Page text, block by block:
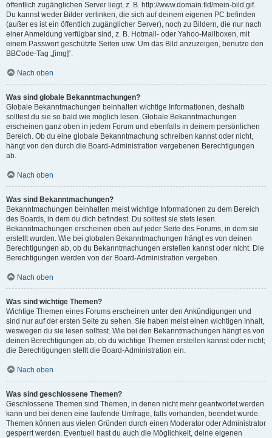
öffentlich zugänglichen Server liegt, z. B. http://www.domain.tld/mein-bild.gif.
Du kannst weder Bilder verlinken, die sich auf deinem eigenen PC befinden
(außer es ist ein öffentlich zugänglicher Server), noch zu Bildern, die nur nach
einer Anmeldung verfügbar sind, z. B. Hotmail- oder Yahoo-Mailboxen, mit
einem Passwort geschützte Seiten usw. Um das Bild anzuzeigen, benutze den
BBCode-Tag „[img]“.
Nach oben
Was sind globale Bekanntmachungen?
Globale Bekanntmachungen beinhalten wichtige Informationen, deshalb
solltest du sie so bald wie möglich lesen. Globale Bekanntmachungen
erscheinen ganz oben in jedem Forum und ebenfalls in deinem persönlichen
Bereich. Ob du eine globale Bekanntmachung schreiben kannst oder nicht,
hängt von den durch die Board-Administration vergebenen Berechtigungen
ab.
Nach oben
Was sind Bekanntmachungen?
Bekanntmachungen beinhalten meist wichtige Informationen zu dem Bereich
des Boards, in dem du dich befindest. Du solltest sie stets lesen.
Bekanntmachungen erscheinen oben auf jeder Seite des Forums, in dem sie
erstellt wurden. Wie bei globalen Bekanntmachungen hängt es von deinen
Berechtigungen ab, ob du Bekanntmachungen erstellen kannst oder nicht. Die
Berechtigungen werden von der Board-Administration vergeben.
Nach oben
Was sind wichtige Themen?
Wichtige Themen eines Forums erscheinen unter den Ankündigungen und
sind nur auf der ersten Seite zu sehen. Sie haben meist einen wichtigen Inhalt,
weswegen du sie lesen solltest. Wie bei den Bekanntmachungen hängt es von
deinen Berechtigungen ab, ob du wichtige Themen erstellen kannst oder nicht;
die Berechtigungen stellt die Board-Administration ein.
Nach oben
Was sind geschlossene Themen?
Geschlossene Themen sind Themen, in denen nicht mehr geantwortet werden
kann und bei denen eine laufende Umfrage, falls vorhanden, beendet wurde.
Themen können aus vielen Gründen durch einen Moderator oder Administrator
gesperrt werden. Eventuell hast du auch die Möglichkeit, deine eigenen